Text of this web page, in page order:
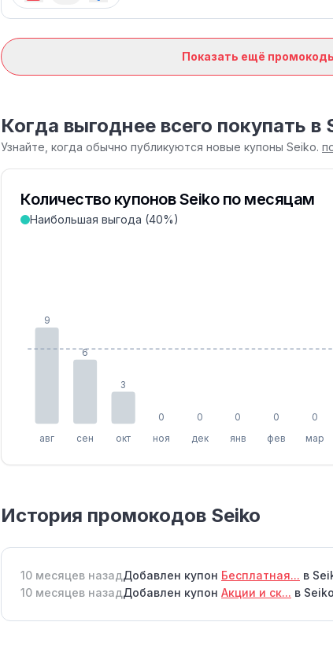
Показать ещё
Когда выгоднее всего покупать в
Узнайте, когда обычно публикуются новые купоны Seiko.
Количество купонов Seiko по месяцам
Наибольшая выгода (40%)
9
авг
6
сен
3
окт
0
ноя
0
дек
0
янв
0
фев
0
мар
История промокодов Seiko
10 месяцев назадДобавлен купон Бесплатная... в
10 месяцев назадДобавлен купон Акции и ск... в Seiko